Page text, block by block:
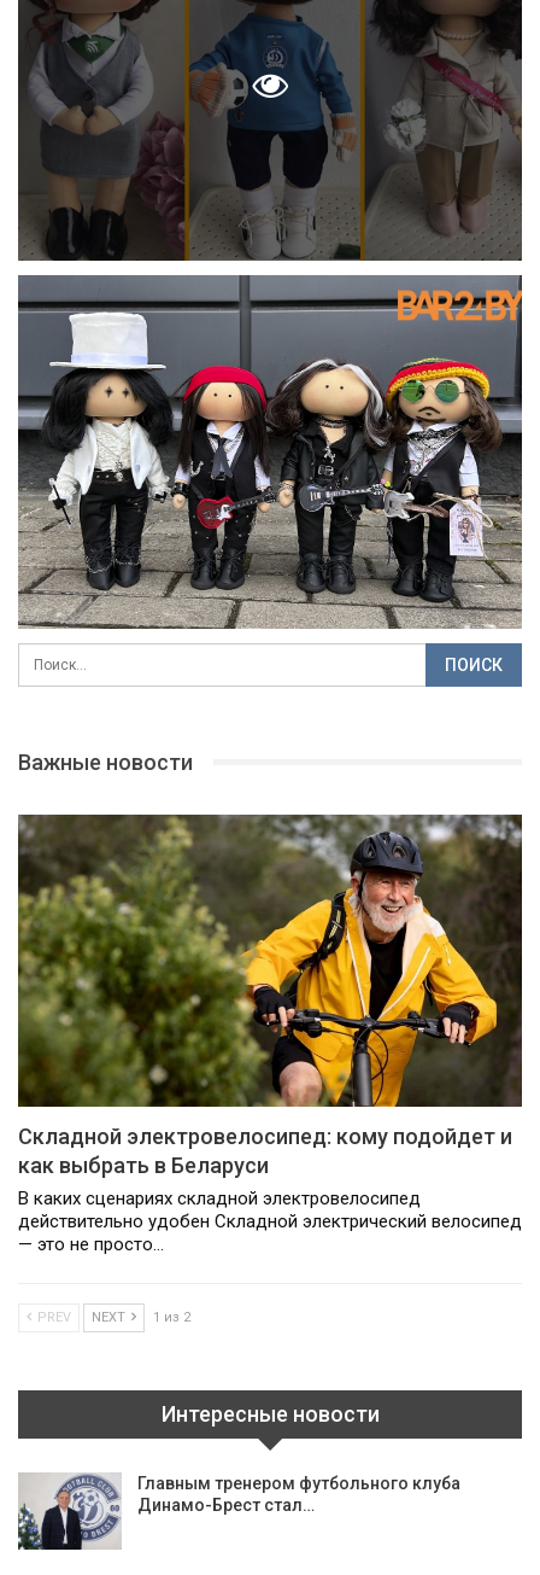
Важные новости
Складной электровелосипед: кому подойдет и
как выбрать в Беларуси
В каких сценариях складной электровелосипед
действительно удобен Складной электрический велосипед
— это не просто…
PREV NEXT 1 из 2
Интересные новости
Главным тренером футбольного клуба
Динамо-Брест стал…